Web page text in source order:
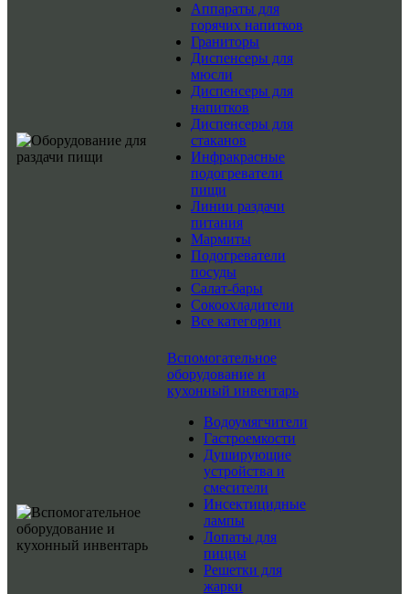
Аппараты для
горячих напитков
Граниторы
Диспенсеры для
мюсли
Диспенсеры для
напитков
Диспенсеры для
стаканов
Инфракрасные
подогреватели
пищи
Линии раздачи
питания
Мармиты
Подогреватели
посуды
Салат-бары
Сокоохладители
Все категории
Вспомогательное
оборудование и
кухонный инвентарь
Водоумягчители
Гастроемкости
Душирующие
устройства и
смесители
Инсектицидные
лампы
Лопаты для
пиццы
Решетки для
жарки